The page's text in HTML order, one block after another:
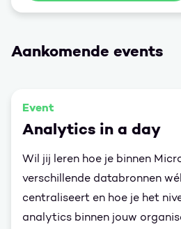
Aankomende events
Event
Analytics in a day
Wil jij leren hoe je binnen
verschillende databronnen
centraliseert en hoe je het
analytics binnen jouw